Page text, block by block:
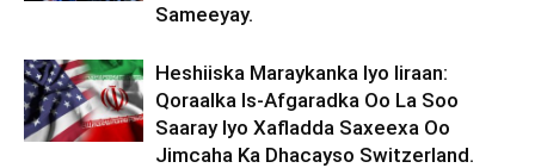
Sameeyay.
Heshiiska Maraykanka Iyo Iiraan:
Qoraalka Is-Afgaradka Oo La Soo
Saaray Iyo Xafladda Saxeexa Oo
Jimcaha Ka Dhacayso Switzerland.